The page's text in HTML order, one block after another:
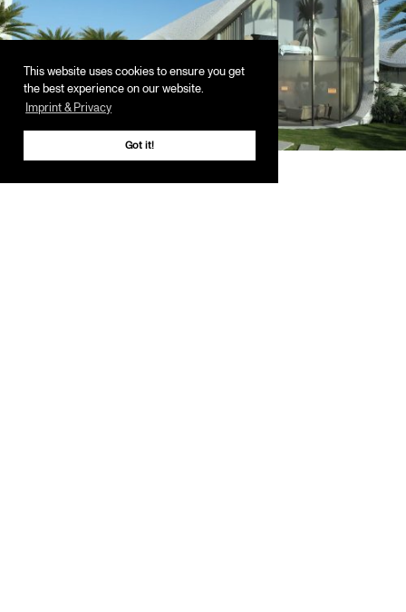
This website uses cookies to ensure you get
the best experience on our website.
Imprint & Privacy
Got it!